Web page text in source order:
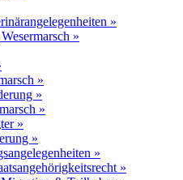
»
»
»
»
»
»
»
»
»